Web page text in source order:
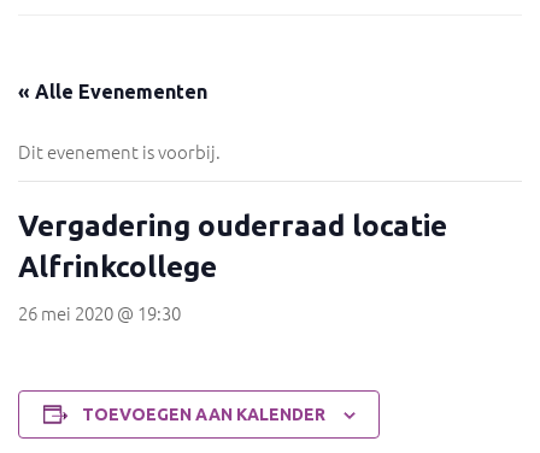
« Alle Evenementen
Dit evenement is voorbij.
Vergadering ouderraad locatie
Alfrinkcollege
26 mei 2020 @ 19:30
TOEVOEGEN AAN KALENDER